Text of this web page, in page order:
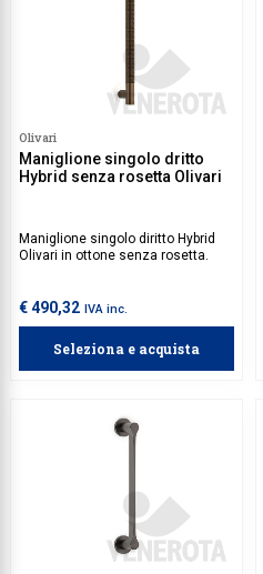
Olivari
Maniglione singolo dritto
Hybrid senza rosetta Olivari
Maniglione singolo diritto Hybrid
Olivari in ottone senza rosetta.
€ 490,32 IVA inc.
Seleziona e acquista